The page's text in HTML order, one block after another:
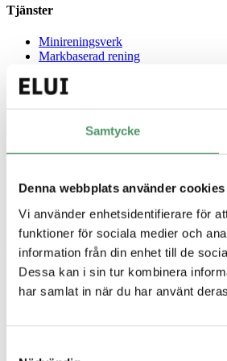
Samtycke
Denna webbplats använder cookies
Vi använder enhetsidentifierare för
funktioner för sociala medier och
information från din enhet till de
Dessa kan i sin tur kombinera
har samlat in när du har använt
Tjänster
Minireningsverk
Markbaserad rening
Gemensamt avlopp
Infiltration
Hög skyddsnivå
Avlopp för fritidshus
Genvägar
Offertförfrågan
Kontakt
Referensprojekt
Våra produkter